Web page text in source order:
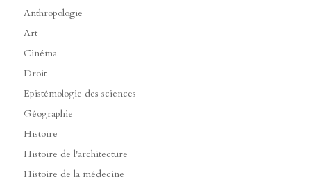
Anthropologie
Art
Cinéma
Droit
Epistémologie des sciences
Géographie
Histoire
Histoire de l'architecture
Histoire de la médecine